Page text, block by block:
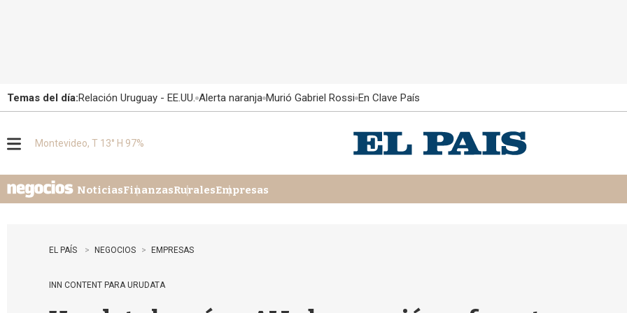
Temas del día:Relación Uruguay - EE.UU. Alerta naranja Murió Gabriel Rossi En Clave País
u
Montevideo, T 13° H 97%
NoticiasFinanzasRuralesEmpresas
EL PAÍS NEGOCIOS EMPRESAS
INN CONTENT PARA URUDATA